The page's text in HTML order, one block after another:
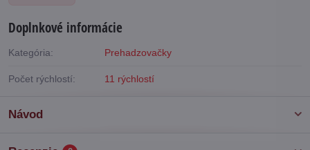
Doplnkové informácie
Kategória: Prehadzovačky
Počet rýchlostí: 11 rýchlostí
Návod